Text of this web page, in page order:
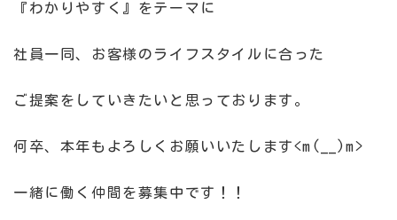
『わかりやすく』をテーマに
社員一同、お客様のライフスタイルに合った
ご提案をしていきたいと思っております。
何卒、本年もよろしくお願いいたします<m(__)m>
一緒に働く仲間を募集中です！！